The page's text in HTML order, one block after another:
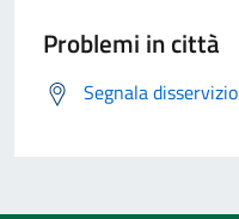
Problemi in città
Segnala disservizio